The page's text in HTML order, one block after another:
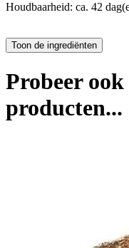
Houdbaarheid: ca. 42
Probeer ook
producten...